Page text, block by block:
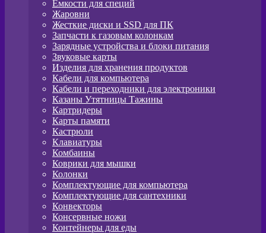
Ёмкости для специй
Жаровни
Жесткие диски и SSD для ПК
Запчасти к газовым колонкам
Зарядные устройства и блоки питания
Звуковые карты
Изделия для хранения продуктов
Кабели для компьютера
Кабели и переходники для электроники
Казаны Утятницы Тажины
Картридеры
Карты памяти
Кастрюли
Клавиатуры
Комбаины
Коврики для мышки
Колонки
Комплектующие для компьютера
Комплектующие для сантехники
Конвекторы
Консервные ножи
Контейнеры для еды